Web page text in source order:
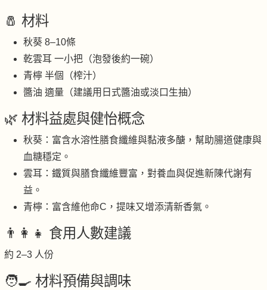
🧂 材料
秋葵 8–10條
乾雲耳 一小把（泡發後約一碗）
青檸 半個（榨汁）
醬油 適量（建議用日式醬油或淡口生抽）
🌿 材料益處與健怡概念
秋葵：富含水溶性膳食纖維與黏液多醣，幫助腸道健康與
血糖穩定。
雲耳：鐵質與膳食纖維豐富，對養血與促進新陳代謝有
益。
青檸：富含維他命C，提味又增添清新香氣。
👨‍👩‍👧 食用人數建議
約 2–3 人份
🧑‍🍳 材料預備與調味